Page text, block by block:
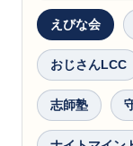
えびな会
おじさんLCC
志師塾